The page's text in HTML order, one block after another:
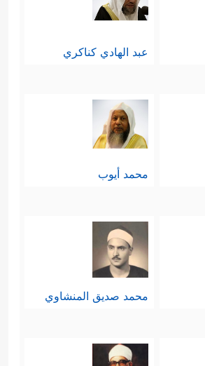
عبد الهادي كناكري
محمد أيوب
محمد صديق المنشاوي